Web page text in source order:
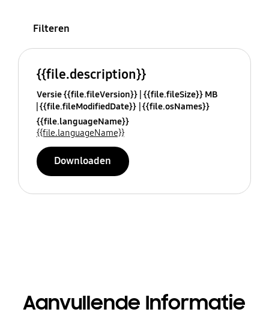
Filteren
{{file.description}}
Versie {{file.fileVersion}} {{file.fileSize}} MB
{{file.fileModifiedDate}} {{file.osNames}}
{{file.languageName}}
{{file.languageName}}
Downloaden
Aanvullende Informatie